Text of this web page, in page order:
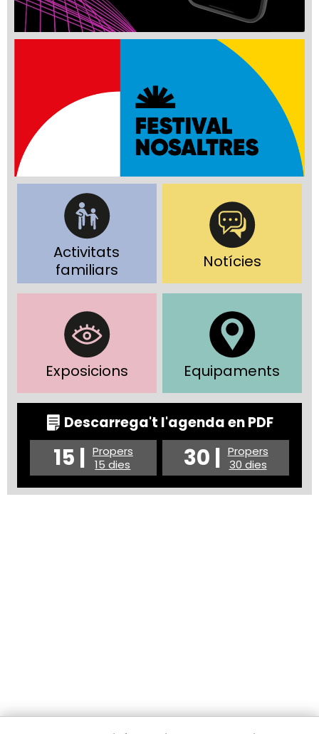
Activitats
familiars
Notícies
Exposicions Equipaments
Descarrega't l'agenda en PDF
15 | Propers
15 dies
30 | Propers
30 dies